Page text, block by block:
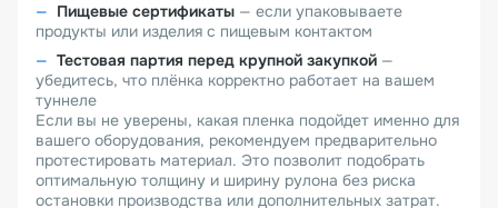
Пищевые сертификаты — если упаковываете
продукты или изделия с пищевым контактом
Тестовая партия перед крупной закупкой —
убедитесь, что плёнка корректно работает на вашем
туннеле
Если вы не уверены, какая пленка подойдет именно для
вашего оборудования, рекомендуем предварительно
протестировать материал. Это позволит подобрать
оптимальную толщину и ширину рулона без риска
остановки производства или дополнительных затрат.